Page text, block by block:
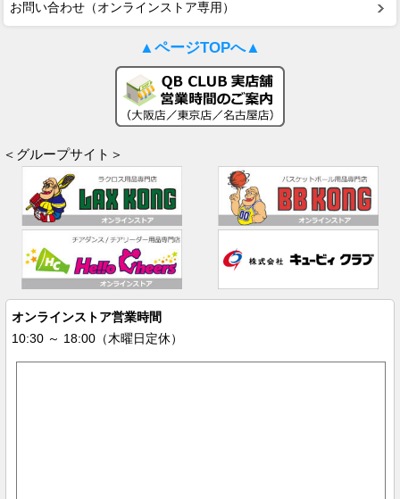
お問い合わせ（オンラインストア専用）
▲ページTOPへ▲
＜グループサイト＞
オンラインストア営業時間
10:30 ～ 18:00（木曜日定休）